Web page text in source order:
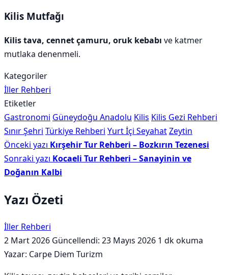
Kilis Mutfağı
Kilis tava, cennet çamuru, oruk kebabı ve katmer
mutlaka denenmeli.
Kategoriler
İller Rehberi
Etiketler
Gastronomi Güneydoğu Anadolu Kilis Kilis Gezi Rehberi
Sınır Şehri Türkiye Rehberi Yurt İçi SeyahatZeytin
Önceki yazı Kırşehir Tur Rehberi – Bozkırın Tezenesi
Sonraki yazı Kocaeli Tur Rehberi – Sanayinin ve
Doğanın Kalbi
Yazı Özeti
İller Rehberi
2 Mart 2026 Güncellendi: 23 Mayıs 2026 1 dk okuma
Yazar: Carpe Diem Turizm